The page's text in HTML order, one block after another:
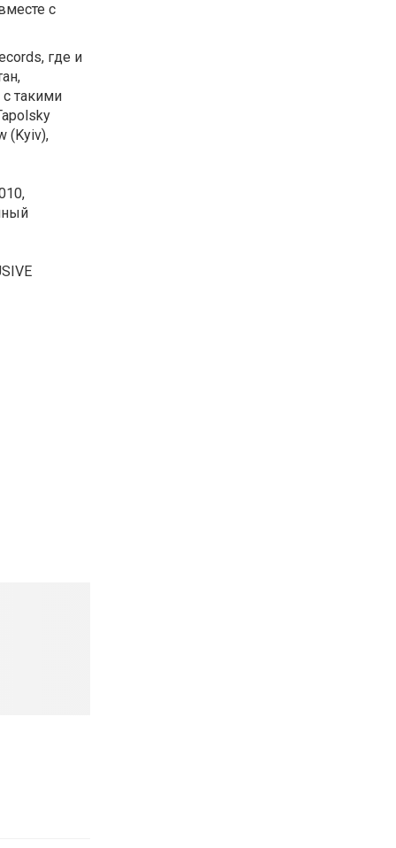
с
где и
такими
(Kyiv),